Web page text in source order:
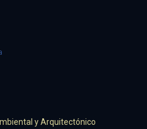
y Arquitectónico